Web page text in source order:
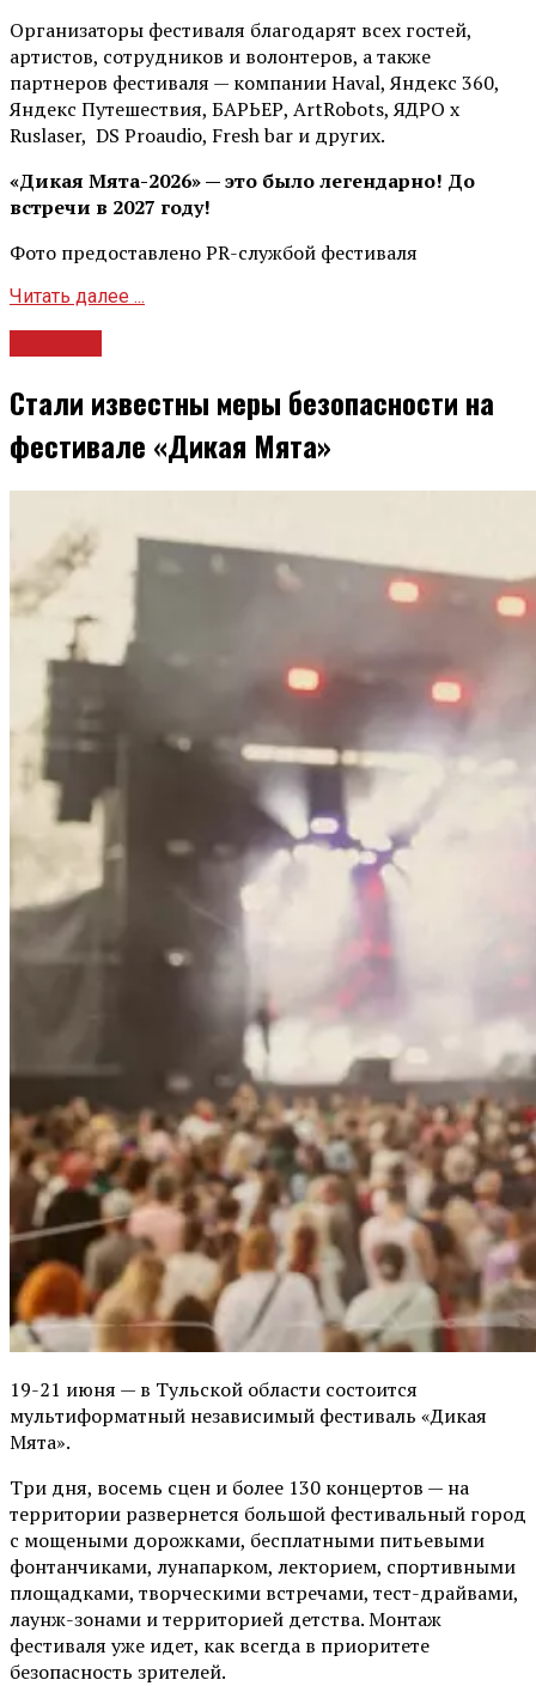
Организаторы фестиваля благодарят всех гостей,
артистов, сотрудников и волонтеров, а также
партнеров фестиваля — компании Haval, Яндекс 360,
Яндекс Путешествия, БАРЬЕР, ArtRobots, ЯДРО х
Ruslaser, DS Proaudio, Fresh bar и других.
«Дикая Мята-2026» — это было легендарно! До
встречи в 2027 году!
Фото предоставлено PR-службой фестиваля
Читать далее ...
Стали известны меры безопасности на
фестивале «Дикая Мята»
19-21 июня — в Тульской области состоится
мультиформатный независимый фестиваль «Дикая
Мята».
Три дня, восемь сцен и более 130 концертов — на
территории развернется большой фестивальный город
с мощеными дорожками, бесплатными питьевыми
фонтанчиками, лунапарком, лекторием, спортивными
площадками, творческими встречами, тест-драйвами,
лаунж-зонами и территорией детства. Монтаж
фестиваля уже идет, как всегда в приоритете
безопасность зрителей.